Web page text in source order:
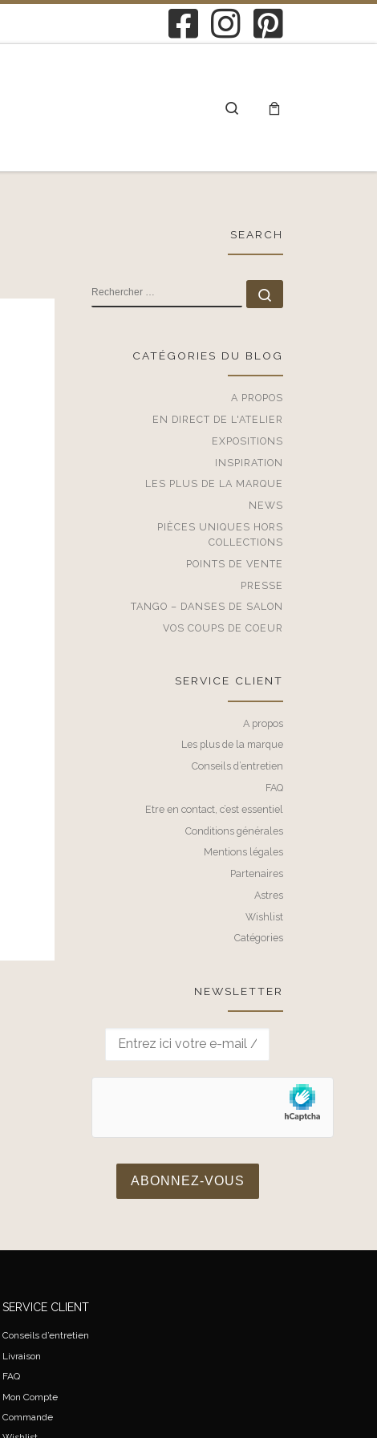
Search
SEARCH
RECHERCHER
CATÉGORIES DU BLOG
A PROPOS
EN DIRECT DE L'ATELIER
EXPOSITIONS
INSPIRATION
LES PLUS DE LA MARQUE
NEWS
PIÈCES UNIQUES HORS
COLLECTIONS
POINTS DE VENTE
PRESSE
TANGO – DANSES DE SALON
VOS COUPS DE COEUR
SERVICE CLIENT
A propos
Les plus de la marque
Conseils d’entretien
FAQ
Etre en contact, c’est essentiel
Conditions générales
Mentions légales
Partenaires
Astres
Wishlist
Catégories
NEWSLETTER
SERVICE CLIENT
Conseils d’entretien
Livraison
FAQ
Mon Compte
Commande